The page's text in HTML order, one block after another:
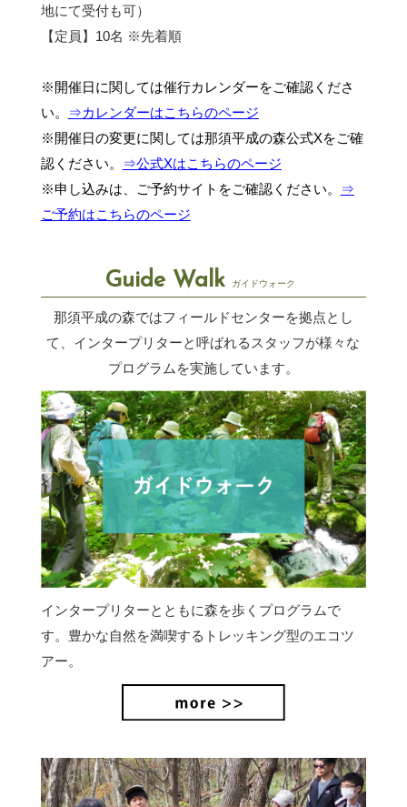
地にて受付も可）
【定員】10名 ※先着順
※開催日に関しては催行カレンダーをご確認くださ
い。
⇒カレンダーはこちらのページ
※開催日の変更に関しては那須平成の森公式Xをご確
認ください。
⇒公式Xはこちらのページ
※申し込みは、ご予約サイトをご確認ください。
⇒
ご予約はこちらのページ
Guide Walk ガイドウォーク
那須平成の森ではフィールドセンターを拠点とし
て、インタープリターと呼ばれるスタッフが様々な
プログラムを実施しています。
インタープリターとともに森を歩くプログラムで
す。豊かな自然を満喫するトレッキング型のエコツ
アー。